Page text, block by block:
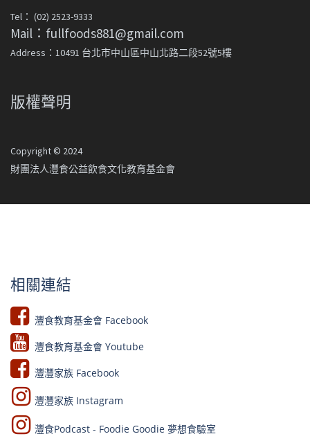
Tel： (02) 2523-9333
Mail：fullfoods881@gmail.com
Address：10491 台北市中山區中山北路二段52號5樓
版權聲明
Copyright © 2024
財團法人灃食公益飲食文化教育基金會
相關連結
灃食教育基金會 Facebook​
灃食教育基金會 Youtube​​
灃灃家族 Facebook
灃灃家族 Instagram
灃食Podcast - Foodie Goodie 夢想食驗室​